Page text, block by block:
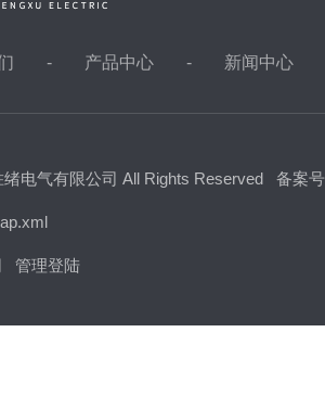
产品中心 新闻中心
电气有限公司 All Rights Reserved 备案
管理登陆